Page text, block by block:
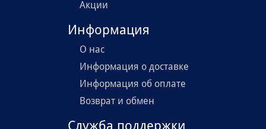
Акции
Информация
О нас
Информация о доставке
Информация об оплате
Возврат и обмен
Служба поддержки